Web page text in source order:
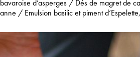
d’asperges / Dés de magret de
/ Emulsion basilic et piment